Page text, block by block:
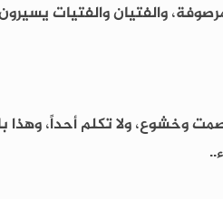
والفتيان والفتيات
وخشوع، ولا تكلم أحداً،